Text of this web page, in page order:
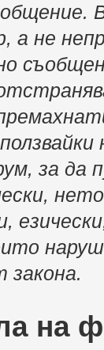
а не
за да
закона.
на